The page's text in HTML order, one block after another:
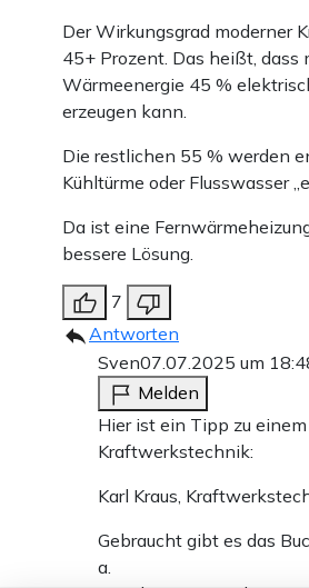
Der Wirkungsgrad moderner
45+ Prozent. Das heißt, dass
Wärmeenergie 45 %
erzeugen kann.
Die restlichen 55 % werden
Kühltürme oder Flusswasser
Da ist eine
bessere Lösung.
7
Antworten
Sven07.07.2025 um
Melden
Hier ist ein Tipp zu
Kraftwerkstechnik:
Karl Kraus,
Gebraucht gibt es das
a.